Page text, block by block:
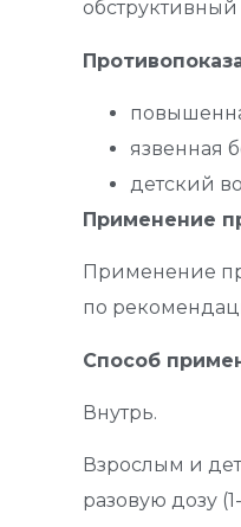
язвенная
детский
Применение
Применение
по
Способ
Внутрь.
Взрослым и
разовую дозу